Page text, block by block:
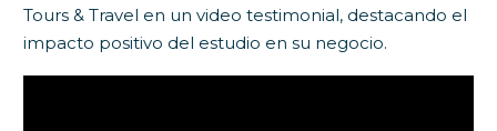
Tours & Travel en un video testimonial, destacando el
impacto positivo del estudio en su negocio.